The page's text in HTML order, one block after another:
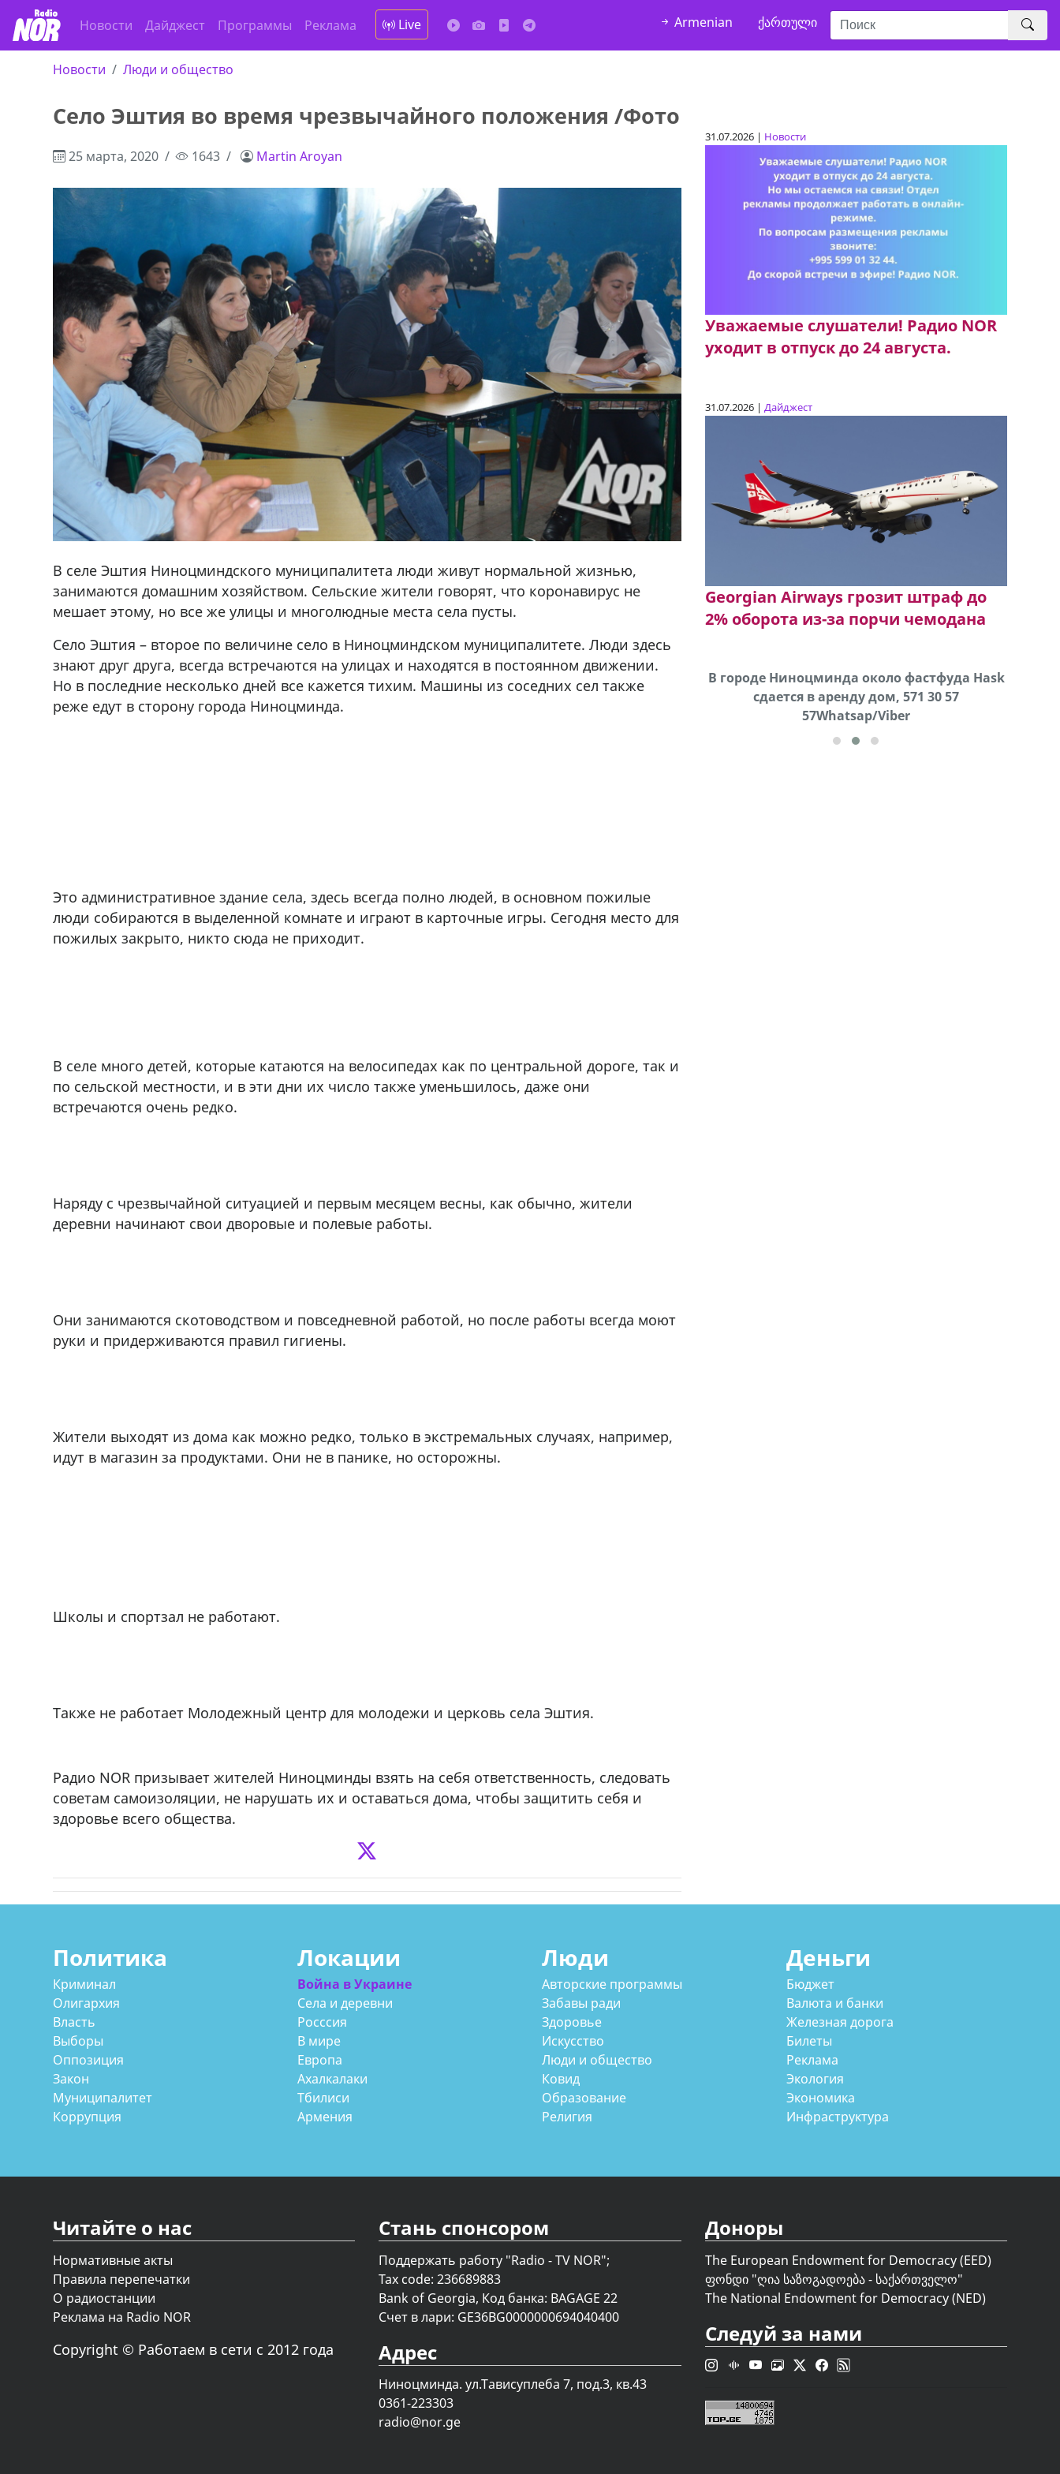
Новости Дайджест Программы Реклама Live Armenian ქართული
Новости Люди и общество
Село Эштия во время чрезвычайного положения /Фото
25 марта, 2020 1643 Martin Aroyan
В селе Эштия Ниноцминдского муниципалитета люди живут нормальной жизнью,
занимаются домашним хозяйством. Сельские жители говорят, что коронавирус не
мешает этому, но все же улицы и многолюдные места села пусты.
Село Эштия – второе по величине село в Ниноцминдском муниципалитете. Люди здесь
знают друг друга, всегда встречаются на улицах и находятся в постоянном движении.
Но в последние несколько дней все кажется тихим. Машины из соседних сел также
реже едут в сторону города Ниноцминда.
Это административное здание села, здесь всегда полно людей, в основном пожилые
люди собираются в выделенной комнате и играют в карточные игры. Сегодня место для
пожилых закрыто, никто сюда не приходит.
В селе много детей, которые катаются на велосипедах как по центральной дороге, так и
по сельской местности, и в эти дни их число также уменьшилось, даже они
встречаются очень редко.
Наряду с чрезвычайной ситуацией и первым месяцем весны, как обычно, жители
деревни начинают свои дворовые и полевые работы.
Они занимаются скотоводством и повседневной работой, но после работы всегда моют
руки и придерживаются правил гигиены.
Жители выходят из дома как можно редко, только в экстремальных случаях, например,
идут в магазин за продуктами. Они не в панике, но осторожны.
Школы и спортзал не работают.
Также не работает Молодежный центр для молодежи и церковь села Эштия.
Радио NOR призывает жителей Ниноцминды взять на себя ответственность, следовать
советам самоизоляции, не нарушать их и оставаться дома, чтобы защитить себя и
здоровье всего общества.
31.07.2026 | Новости
Уважаемые слушатели! Радио NOR
уходит в отпуск до 24 августа.
31.07.2026 | Дайджест
Georgian Airways грозит штраф до
2% оборота из-за порчи чемодана
30 57
Продается соль оптом и в розницу в
мешках, 500 22 47 42
В городе Ниноцминда около фастфуда Hask
cдается в аренду дом, 571 30 57
57Whatsap/Viber
Продается машина марки Prado,571 30 57
57Whatsap/Viber
Политика
Криминал
Олигархия
Власть
Выборы
Оппозиция
Закон
Муниципалитет
Коррупция
Локации
Война в Украине
Села и деревни
Росссия
В мире
Европа
Ахалкалаки
Тбилиси
Армения
Люди
Авторские программы
Забавы ради
Здоровье
Искусство
Люди и общество
Ковид
Образование
Религия
Деньги
Бюджет
Валюта и банки
Железная дорога
Билеты
Реклама
Экология
Экономика
Инфраструктура
Читайте о нас
Нормативные акты
Правила перепечатки
О радиостанции
Реклама на Radio NOR
Copyright © Работаем в сети с 2012 года
Стань спонсором
Поддержать работу "Radio - TV NOR";
Tax code: 236689883
Bank of Georgia, Код банка: BAGAGE 22
Счет в лари: GE36BG0000000694040400
Адрес
Ниноцминда. ул.Тависуплеба 7, под.3, кв.43
0361-223303
radio@nor.ge
Доноры
The European Endowment for Democracy (EED)
ფონდი "ღია საზოგადოება - საქართველო"
The National Endowment for Democracy (NED)
Следуй за нами